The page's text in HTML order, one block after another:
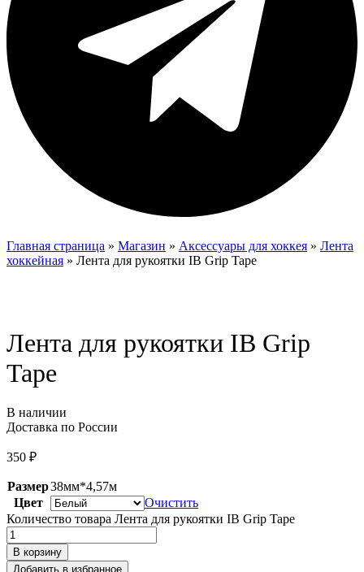
Главная страница » Магазин » Аксессуары для хоккея » Лента
хоккейная » Лента для рукоятки IB Grip Tape
Лента для рукоятки IB Grip
Tape
В наличии
Доставка по России
350 ₽
Размер38мм*4,57м
Цвет
Очистить
Количество товара Лента для рукоятки IB Grip Tape
В корзину
Добавить в избранное